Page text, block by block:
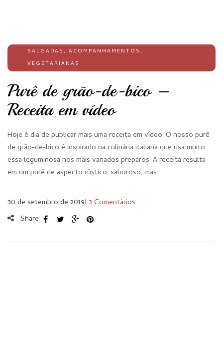
SALGADAS, ACOMPANHAMENTOS,
VEGETARIANAS
Purê de grão-de-bico –
Receita em vídeo
Hoje é dia de publicar mais uma receita em vídeo. O nosso purê
de grão-de-bico é inspirado na culinária italiana que usa muito
essa leguminosa nos mais variados preparos. A receita resulta
em um purê de aspecto rústico, saboroso, mas…
30 de setembro de 2019I 3 Comentários
Share